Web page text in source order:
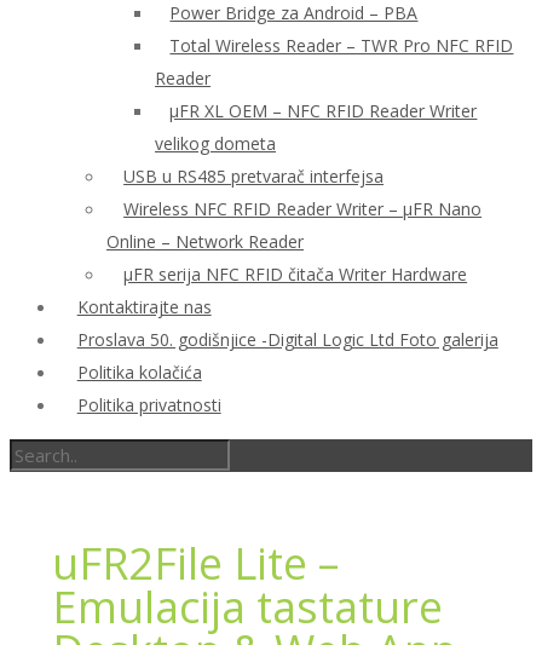
Power Bridge za Android – PBA
Total Wireless Reader – TWR Pro NFC RFID
Reader
µFR XL OEM – NFC RFID Reader Writer
velikog dometa
USB u RS485 pretvarač interfejsa
Wireless NFC RFID Reader Writer – μFR Nano
Online – Network Reader
μFR serija NFC RFID čitača Writer Hardware
Kontaktirajte nas
Proslava 50. godišnjice -Digital Logic Ltd Foto galerija
Politika kolačića
Politika privatnosti
uFR2File Lite –
Emulacija tastature